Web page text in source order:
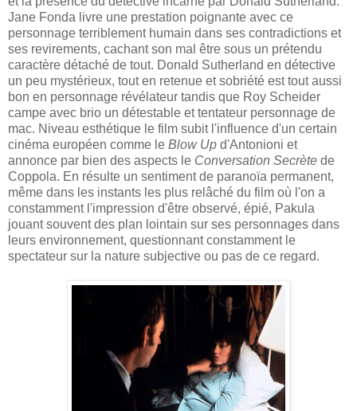
Jane Fonda livre une prestation poignante avec ce
personnage terriblement humain dans ses contradictions et
ses revirements, cachant son mal être sous un prétendu
caractère détaché de tout. Donald Sutherland en détective
un peu mystérieux, tout en retenue et sobriété est tout aussi
bon en personnage révélateur tandis que Roy Scheider
campe avec brio un détestable et tentateur personnage de
mac. Niveau esthétique le film subit l'influence d'un certain
cinéma européen comme le Blow Up d'Antonioni et
annonce par bien des aspects le Conversation Secrète de
Coppola. En résulte un sentiment de paranoïa permanent,
même dans les instants les plus relâché du film où l'on a
constamment l'impression d'être observé, épié, Pakula
jouant souvent des plan lointain sur ses personnages dans
leurs environnement, questionnant constamment le
spectateur sur la nature subjective ou pas de ce regard.